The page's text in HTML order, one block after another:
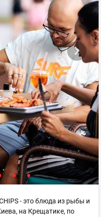
- это блюда из рыбы и
на Крещатике, по